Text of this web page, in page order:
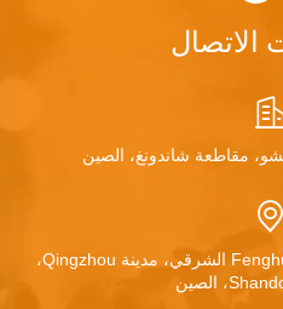
الاتصال
عنوان المصنع: طريق Fenghuangshan الشرقي، مدينة Qingzhou،